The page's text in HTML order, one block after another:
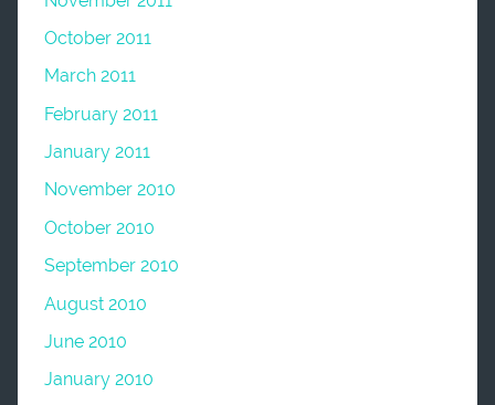
October 2011
March 2011
February 2011
January 2011
November 2010
October 2010
September 2010
August 2010
June 2010
January 2010